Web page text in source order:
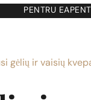
PENTRU EA
gėlių ir vaisių